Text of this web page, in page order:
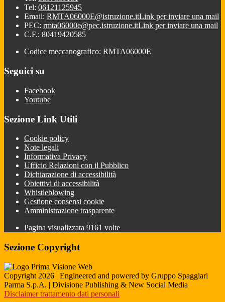
Tel: 06121125945
Email: RMTA06000E@istruzione.itLink per inviare una mail
PEC: rmta06000e@pec.istruzione.itLink per inviare una mail
C.F.: 80419420585
Codice meccanografico: RMTA06000E
Seguici su
Facebook
Youtube
Sezione Link Utili
Cookie policy
Note legali
Informativa Privacy
Ufficio Relazioni con il Pubblico
Dichiarazione di accessibilità
Obiettivi di accessibilità
Whistleblowing
Gestione consensi cookie
Amministrazione trasparente
Pagina visualizzata 9161 volte
Sezione Copyright
Copyright 2026 | Engineered and powered by Gruppo Spaggiari
Parma S.p.A. | Divisione Publishing & New Social Media
Disclaimer trattamento dati personali